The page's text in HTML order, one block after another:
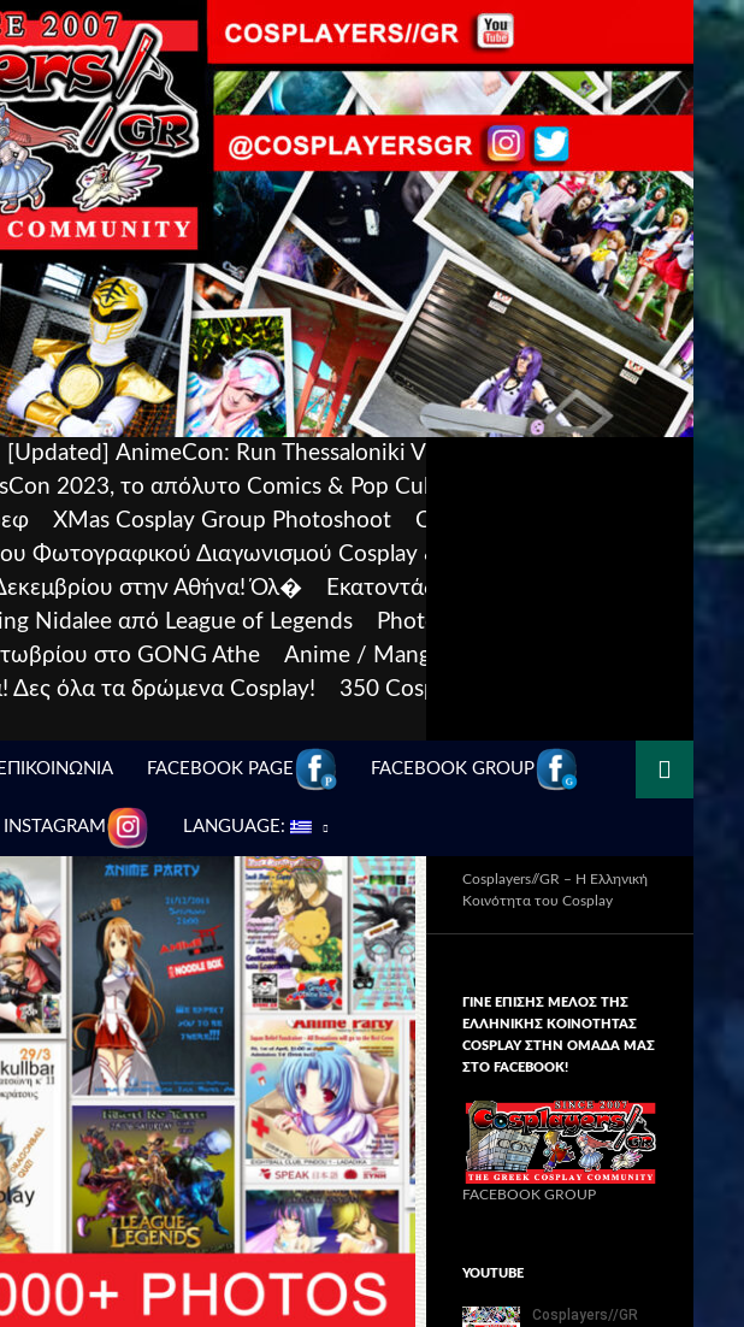
[Updated] AnimeCon: Run Thessaloniki V! Tο μεγάλο japan &
2023, το απόλυτο Comics & Pop Culture con της Αθήν
XMas Cosplay Group Photoshoot
Comic ‘N’ Play 2023! Το
Φωτογραφικού Διαγωνισμού Cosplay & Αμφίεσης του
στην Αθήνα! Όλ�
Εκατοντάδες Cosplays του μεγάλου
Nidalee από League of Legends
Photoshoot: Valak από The
στο GONG Athe
Anime / Manga Cosplay Group
Δες όλα τα δρώμενα Cosplay!
350 Cosplays & Θεματικές
SKIP TO CONTENT
ΕΠΙΚΟΙΝΩΝΙΑ FACEBOOK PAGE FACEBOOK GROUP
INSTAGRAM LANGUAGE:
Cosplayers//GR – H Ελληνική
Κοινότητα του Cosplay
ΓΙΝΕ ΕΠΙΣΗΣ ΜΕΛΟΣ ΤΗΣ
ΕΛΛΗΝΙΚΗΣ ΚΟΙΝΟΤΗΤΑΣ
COSPLAY ΣΤΗΝ ΟΜΑΔΑ ΜΑΣ
ΣΤΟ FACΕBOOK!
FACEBOOK GROUP
YOUTUBE